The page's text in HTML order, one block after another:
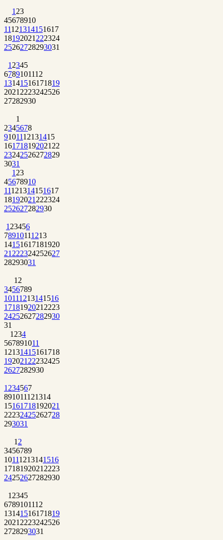
1 23
45678910
11121314151617
18192021 222324
25262728293031
1 2345
6789101112
13141516171819
2021 2223242526
27282930
1
2345678
9101112131415
161718192021 22
23242526272829
3031
1 23
45678910
11121314151617
18192021 222324
252627282930
1 23456
78910111213
14151617181920
21 222324252627
28293031
1 2
3456789
10111213141516
1718192021 2223
24252627282930
31
1 234
567891011
12131415161718
192021 22232425
2627282930
1 234567
891011121314
15161718192021
22232425262728
293031
1 2
3456789
10111213141516
1718192021 2223
24252627282930
1 2345
6789101112
13141516171819
2021 2223242526
2728293031